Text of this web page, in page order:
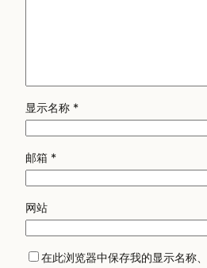
显示名称 *
邮箱 *
网站
在此浏览器中保存我的显示名称